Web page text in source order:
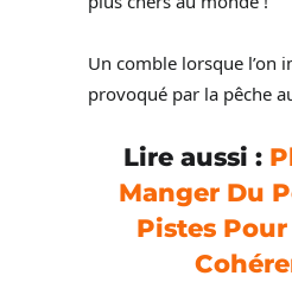
Un comble lorsque l’on
provoqué par la pêche
Lire aussi :
Manger Du
Pistes